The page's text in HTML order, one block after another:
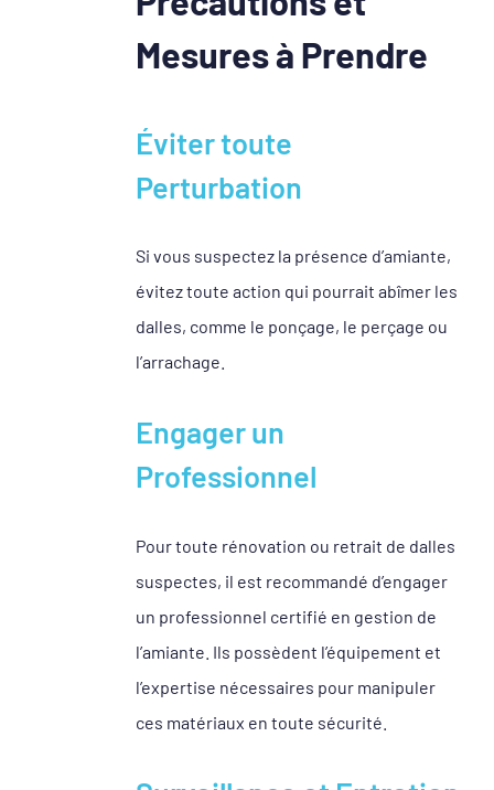
Mesures à Prendre
Éviter toute
Perturbation
Si vous suspectez la présence d’amiante,
évitez toute action qui pourrait abîmer les
dalles, comme le ponçage, le perçage ou
l’arrachage.
Engager un
Professionnel
Pour toute rénovation ou retrait de dalles
suspectes, il est recommandé d’engager
un professionnel certifié en gestion de
l’amiante. Ils possèdent l’équipement et
l’expertise nécessaires pour manipuler
ces matériaux en toute sécurité.